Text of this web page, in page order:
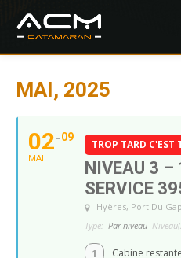
MAI, 2025
02
MAI
09
TROP TARD C'EST
NIVEAU 3 –
SERVICE
Hyères, Port Du
Type: Par niveau
1 Cabine restante